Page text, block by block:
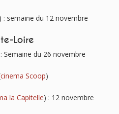
) : semaine du 12 novembre
Loire
Semaine du 26 novembre
cinema Scoop)
la Capitelle) : 12 novembre